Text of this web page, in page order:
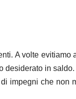
A volte evitiamo
desiderato in saldo.
impegni che non